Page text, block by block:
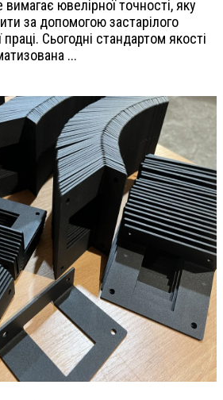
ювелірної точності, яку
за допомогою застарілого
Сьогодні стандартом якості
...